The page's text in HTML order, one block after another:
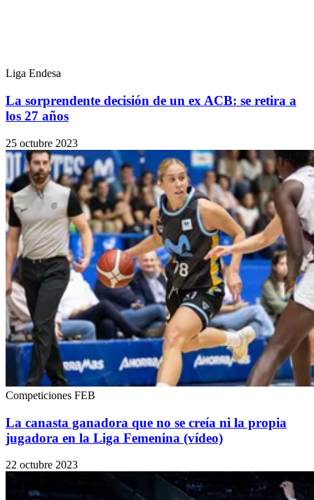
Liga Endesa
La sorprendente decisión de un ex ACB: se retira a
los 27 años
25 octubre 2023
Competiciones FEB
La canasta ganadora que no se creía ni la propia
jugadora en la Liga Femenina (vídeo)
22 octubre 2023